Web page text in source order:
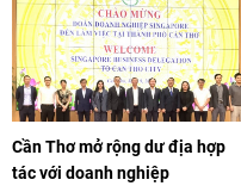
Cần Thơ mở rộng dư địa hợp
tác với doanh nghiệp